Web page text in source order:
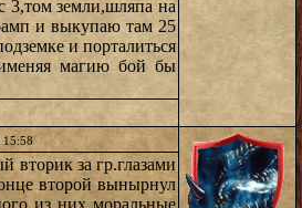
3,том земли,шляпа на
и выкупаю там 25
и порталиться
магию бой бы
15:58
вторик за гр.глазами
второй вынырнул
из них моральные